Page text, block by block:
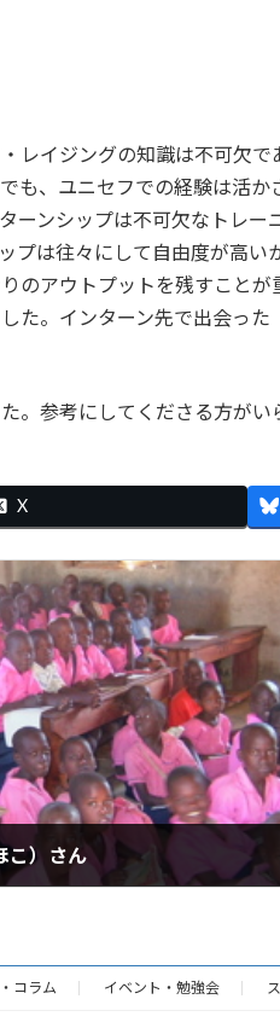
レイジングの知識は不可欠
も、ユニセフでの経験は活
ーンシップは不可欠なトレ
プは往々にして自由度が高
のアウトプットを残すこと
た。インターン先で出会っ
。参考にしてくださる方がい
X
こ）さん
コラム イベント・勉強会